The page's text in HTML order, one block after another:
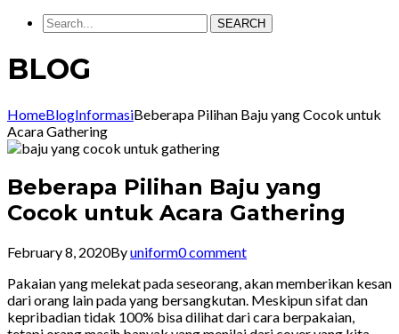
SEARCH
BLOG
HomeBlogInformasiBeberapa Pilihan Baju yang Cocok untuk
Acara Gathering
Beberapa Pilihan Baju yang
Cocok untuk Acara Gathering
February 8, 2020Byuniform0 comment
Pakaian yang melekat pada seseorang, akan memberikan kesan
dari orang lain pada yang bersangkutan. Meskipun sifat dan
kepribadian tidak 100% bisa dilihat dari cara berpakaian,